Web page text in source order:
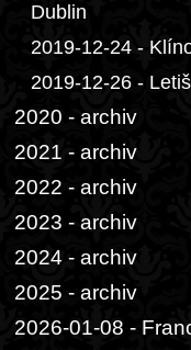
Dublin
2019-12-24 -
2019-12-26 -
2020 - archiv
2021 - archiv
2022 - archiv
2023 - archiv
2024 - archiv
2025 - archiv
2026-01-08 -